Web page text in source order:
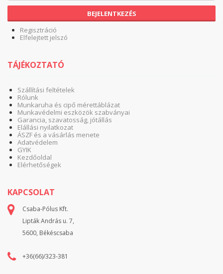
BEJELENTKEZÉS
Regisztráció
Elfelejtett jelszó
TÁJÉKOZTATÓ
Szállítási feltételek
Rólunk
Munkaruha és cipő mérettáblázat
Munkavédelmi eszközök szabványai
Garancia, szavatosság, jótállás
Elállási nyilatkozat
ÁSZF és a vásárlás menete
Adatvédelem
GYIK
Kezdőoldal
Elérhetőségek
KAPCSOLAT
Csaba-Pólus Kft.
Lipták András u. 7,
5600, Békéscsaba
+36(66)/323-381